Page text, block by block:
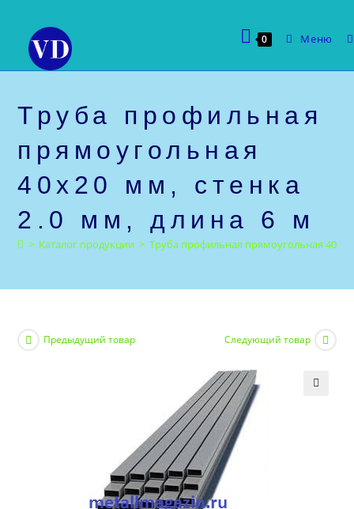
содержимому
0 Меню
Труба профильная
прямоугольная
40х20 мм, стенка
2.0 мм, длина 6 м
> Каталог продукции > Труба профильная прямоугольная
Предыдущий товар Следующий товар